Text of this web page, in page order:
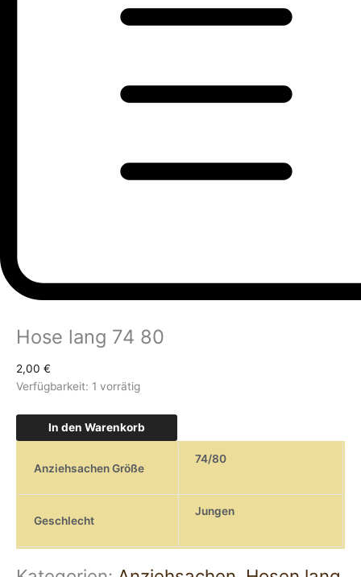
Hose lang 74 80
2,00 €
Verfügbarkeit: 1 vorrätig
In den Warenkorb
Anziehsachen Größe
74/80
Geschlecht
Jungen